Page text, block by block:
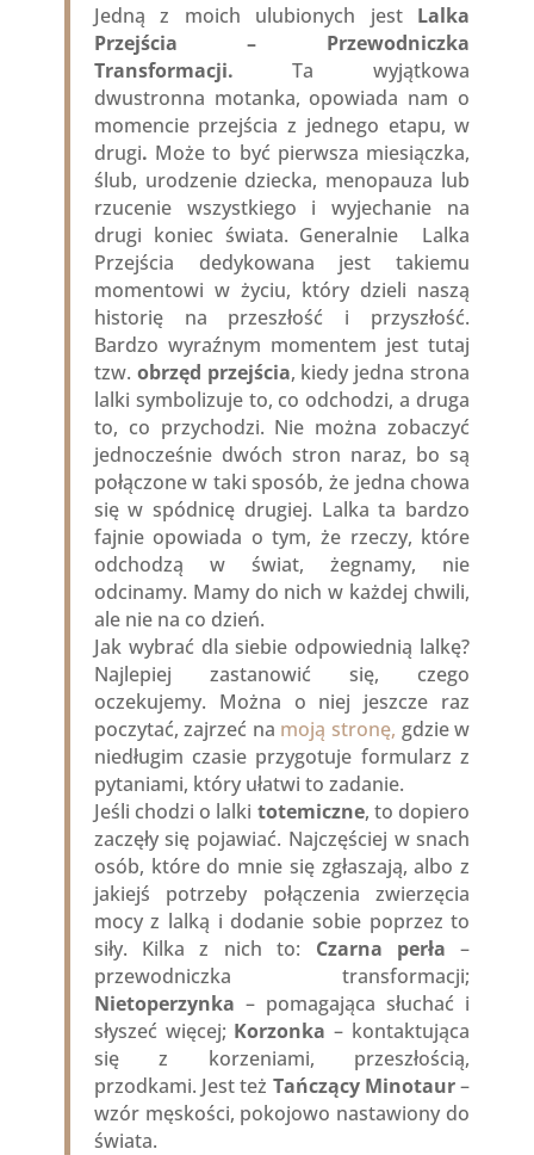
Jedną z moich ulubionych jestLalka
Przejścia – Przewodniczka
Transformacji.Ta wyjątkowa
dwustronna motanka, opowiada nam o
momencie przejścia z jednego etapu, w
drugi. Może to być pierwsza miesiączka,
ślub, urodzenie dziecka, menopauza lub
rzucenie wszystkiego i wyjechanie na
drugi koniec świata. Generalnie Lalka
Przejścia dedykowana jest takiemu
momentowi w życiu, który dzieli naszą
historię na przeszłość i przyszłość.
Bardzo wyraźnym momentem jest tutaj
tzw. obrzęd przejścia, kiedy jedna strona
lalki symbolizuje to, co odchodzi, a druga
to, co przychodzi. Nie można zobaczyć
jednocześnie dwóch stron naraz, bo są
połączone w taki sposób, że jedna chowa
się w spódnicę drugiej. Lalka ta bardzo
fajnie opowiada o tym, że rzeczy, które
odchodzą w świat, żegnamy, nie
odcinamy. Mamy do nich w każdej chwili,
ale nie na co dzień.
Jak wybrać dla siebie odpowiednią lalkę?
Najlepiej zastanowić się, czego
oczekujemy. Można o niej jeszcze raz
poczytać, zajrzeć na moją stronę, gdzie w
niedługim czasie przygotuje formularz z
pytaniami, który ułatwi to zadanie.
Jeśli chodzi o lalki totemiczne, to dopiero
zaczęły się pojawiać. Najczęściej w snach
osób, które do mnie się zgłaszają, albo z
jakiejś potrzeby połączenia zwierzęcia
mocy z lalką i dodanie sobie poprzez to
siły. Kilka z nich to: Czarna perła –
przewodniczka transformacji;
Nietoperzynka – pomagająca słuchać i
słyszeć więcej; Korzonka – kontaktująca
się z korzeniami, przeszłością,
przodkami. Jest też Tańczący Minotaur–
wzór męskości, pokojowo nastawiony do
świata.